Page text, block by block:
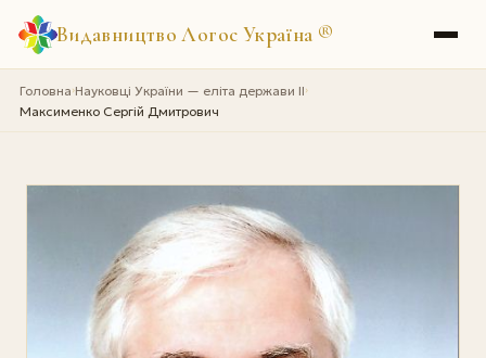
Видавництво Логос Україна ®
Головна›Науковці України — еліта держави II›
Максименко Сергій Дмитрович